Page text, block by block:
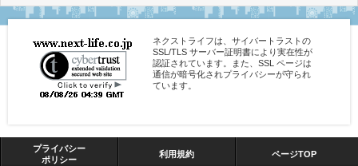
ネクストライフは、サイバートラストの
SSL/TLS サーバー証明書により実在性が
認証されています。また、SSL ページは
通信が暗号化されプライバシーが守られ
ています。
プライバシー
ポリシー
利用規約 ページTOP